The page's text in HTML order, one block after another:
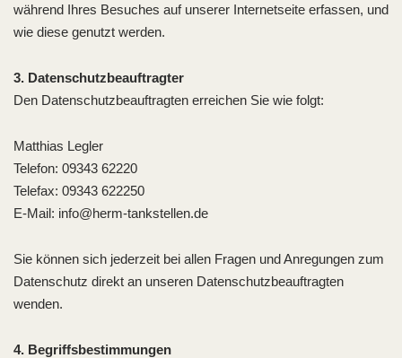
während Ihres Besuches auf unserer Internetseite erfassen, und
wie diese genutzt werden.
3. Datenschutzbeauftragter
Den Datenschutzbeauftragten erreichen Sie wie folgt:
Matthias Legler
Telefon: 09343 62220
Telefax: 09343 622250
E-Mail: info@herm-tankstellen.de
Sie können sich jederzeit bei allen Fragen und Anregungen zum
Datenschutz direkt an unseren Datenschutzbeauftragten
wenden.
4. Begriffsbestimmungen